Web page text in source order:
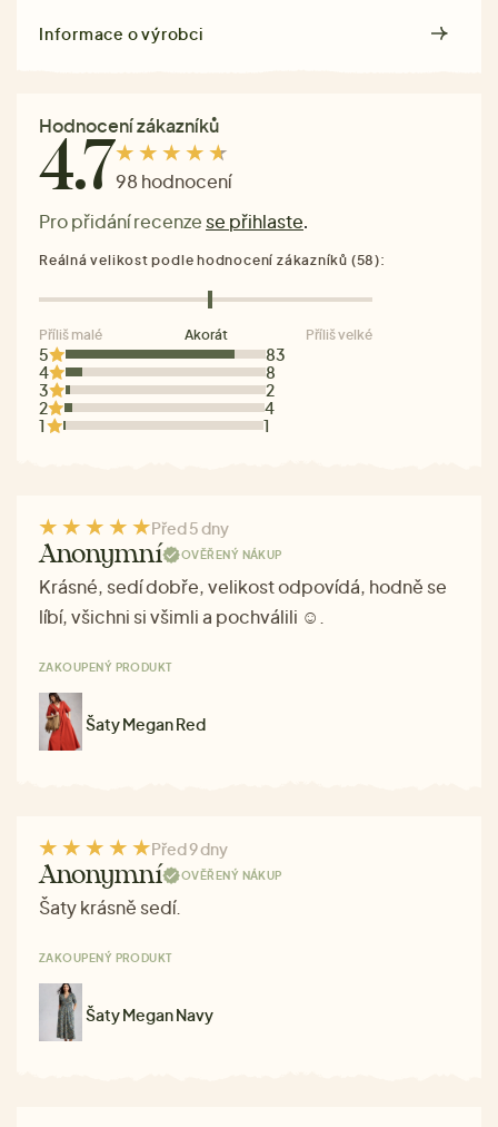
Informace o výrobci
Hodnocení zákazníků
4.798 hodnocení
Pro přidání recenze se přihlaste.
5
83
4
8
3
2
2
4
1
1
Reálná velikost podle hodnocení zákazníků (58):
Příliš malé Akorát Příliš velké
Před 5 dny
Anonymní OVĚŘENÝ NÁKUP
Krásné, sedí dobře, velikost odpovídá, hodně se
líbí, všichni si všimli a pochválili ☺.
ZAKOUPENÝ PRODUKT
Šaty Megan Red
Před 9 dny
Anonymní OVĚŘENÝ NÁKUP
Šaty krásně sedí.
ZAKOUPENÝ PRODUKT
Šaty Megan Navy